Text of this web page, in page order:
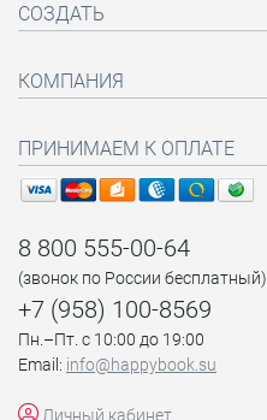
СОЗДАТЬ
КОМПАНИЯ
ПРИНИМАЕМ К ОПЛАТЕ
8 800 555-00-64
(звонок по России бесплатный)
+7 (958) 100-8569
Пн.–Пт. с 10:00 до 19:00
Email: info@happybook.su
Личный кабинет